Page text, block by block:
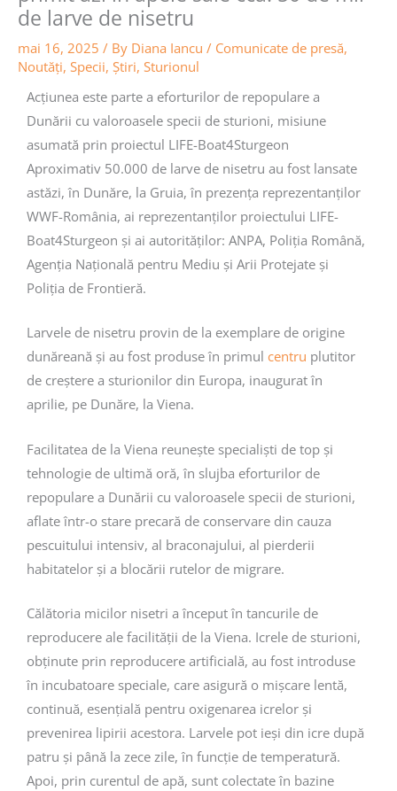
de larve de nisetru
mai 16, 2025 / By Diana Iancu / Comunicate de presă,
Noutăţi, Specii, Știri, Sturionul
Acțiunea este parte a eforturilor de repopulare a
Dunării cu valoroasele specii de sturioni, misiune
asumată prin proiectul LIFE-Boat4Sturgeon
Aproximativ 50.000 de larve de nisetru au fost lansate
astăzi, în Dunăre, la Gruia, în prezența reprezentanților
WWF-România, ai reprezentanților proiectului LIFE-
Boat4Sturgeon și ai autorităților: ANPA, Poliția Română,
Agenția Națională pentru Mediu și Arii Protejate și
Poliția de Frontieră.
Larvele de nisetru provin de la exemplare de origine
dunăreană și au fost produse în primul centru plutitor
de creștere a sturionilor din Europa, inaugurat în
aprilie, pe Dunăre, la Viena.
Facilitatea de la Viena reunește specialiști de top și
tehnologie de ultimă oră, în slujba eforturilor de
repopulare a Dunării cu valoroasele specii de sturioni,
aflate într-o stare precară de conservare din cauza
pescuitului intensiv, al braconajului, al pierderii
habitatelor și a blocării rutelor de migrare.
Călătoria micilor nisetri a început în tancurile de
reproducere ale facilității de la Viena. Icrele de sturioni,
obținute prin reproducere artificială, au fost introduse
în incubatoare speciale, care asigură o mișcare lentă,
continuă, esențială pentru oxigenarea icrelor și
prevenirea lipirii acestora. Larvele pot ieși din icre după
patru și până la zece zile, în funcție de temperatură.
Apoi, prin curentul de apă, sunt colectate în bazine